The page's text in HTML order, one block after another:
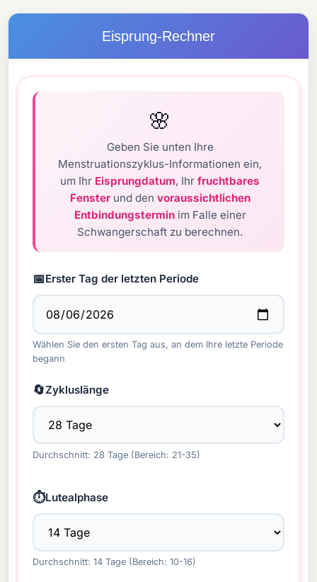
Eisprung-Rechner
🌸
Geben Sie unten Ihre
Menstruationszyklus-Informationen ein,
um Ihr Eisprungdatum, Ihr fruchtbares
Fensterund den voraussichtlichen
Entbindungsterminim Falle einer
Schwangerschaft zu berechnen.
📅Erster Tag der letzten Periode
Wählen Sie den ersten Tag aus, an dem Ihre letzte Periode
begann
🔄Zykluslänge
Durchschnitt: 28 Tage (Bereich: 21-35)
⏱️Lutealphase
Durchschnitt: 14 Tage (Bereich: 10-16)